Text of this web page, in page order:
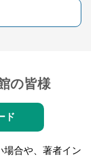
の皆様
ド
場合や、著者イン